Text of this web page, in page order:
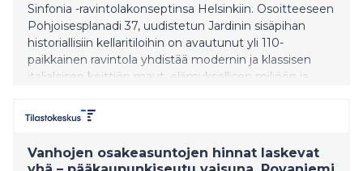
Sinfonia -ravintolakonseptinsa Helsinkiin. Osoitteeseen
Pohjoisesplanadi 37, uudistetun Jardinin sisäpihan
historiallisiin kellaritiloihin on avautunut yli 110-
paikkainen ravintola yhdistää modernin ja klassisen
italialaisen keittiön maut, elämyksellisen miljöön ja
Vanhojen osakeasuntojen hinnat laskevat